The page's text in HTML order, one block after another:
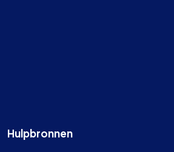
Hulpbronnen